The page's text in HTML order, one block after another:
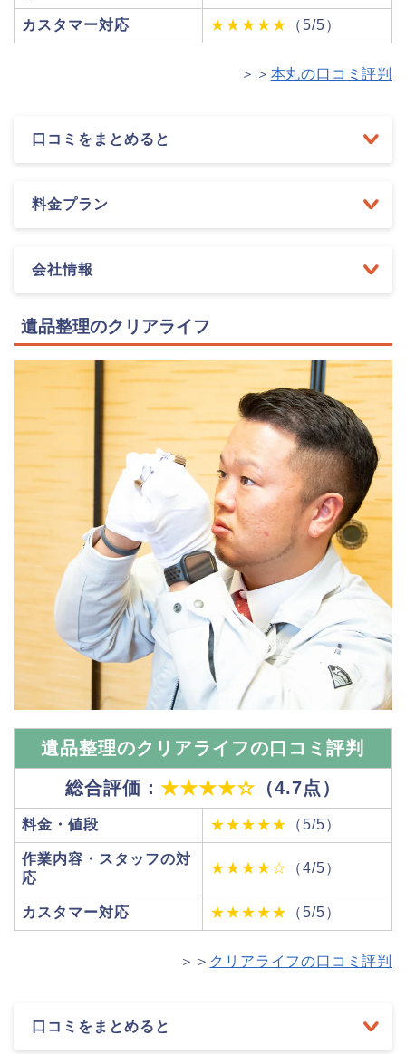
カスタマー対応 ★★★★★ （5/5）
＞＞ 本丸の口コミ評判
口コミをまとめると
料金プラン
会社情報
遺品整理のクリアライフ
遺品整理のクリアライフの口コミ評判
総合評価： ★★★★☆ （4.7点）
料金・値段 ★★★★★ （5/5）
作業内容・スタッフの対
応
★★★★☆ （4/5）
カスタマー対応 ★★★★★ （5/5）
＞＞ クリアライフの口コミ評判
口コミをまとめると